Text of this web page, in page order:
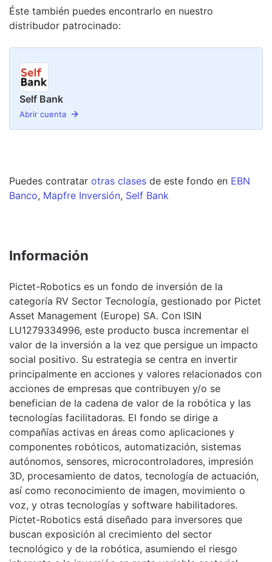
Éste también puedes encontrarlo en nuestro
distribudor patrocinado:
Self Bank
Abrir cuenta
Puedes contratar otras clases de este fondo en EBN
Banco, Mapfre Inversión, Self Bank
Información
Pictet-Robotics es un fondo de inversión de la
categoría RV Sector Tecnología, gestionado por Pictet
Asset Management (Europe) SA. Con ISIN
LU1279334996, este producto busca incrementar el
valor de la inversión a la vez que persigue un impacto
social positivo. Su estrategia se centra en invertir
principalmente en acciones y valores relacionados con
acciones de empresas que contribuyen y/o se
benefician de la cadena de valor de la robótica y las
tecnologías facilitadoras. El fondo se dirige a
compañías activas en áreas como aplicaciones y
componentes robóticos, automatización, sistemas
autónomos, sensores, microcontroladores, impresión
3D, procesamiento de datos, tecnología de actuación,
así como reconocimiento de imagen, movimiento o
voz, y otras tecnologías y software habilitadores.
Pictet-Robotics está diseñado para inversores que
buscan exposición al crecimiento del sector
tecnológico y de la robótica, asumiendo el riesgo